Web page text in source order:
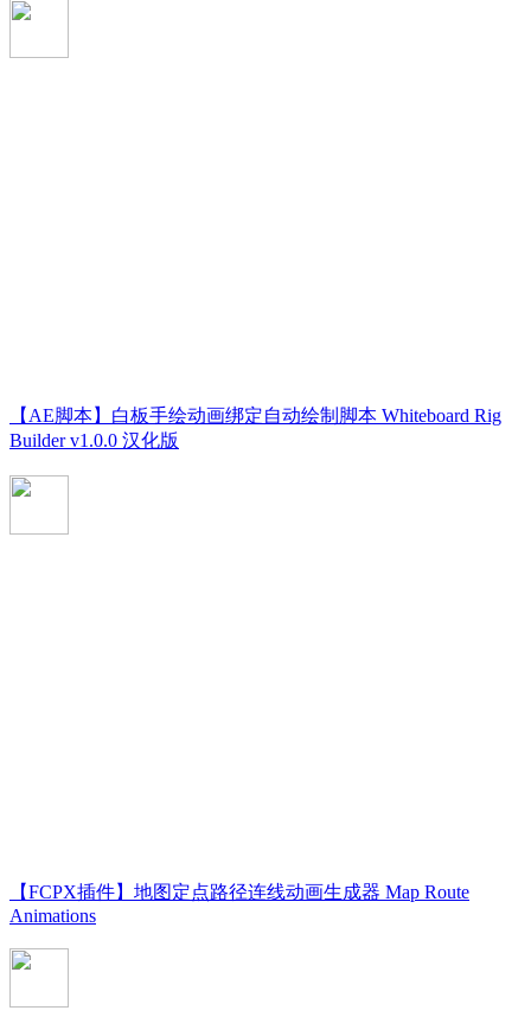
【AE脚本】白板手绘动画绑定自动绘制脚本 Whiteboard Rig
Builder v1.0.0 汉化版
【FCPX插件】地图定点路径连线动画生成器 Map Route
Animations